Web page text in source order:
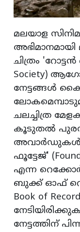
മലയാള
ചിത്രം
Society)
നേട്ടങ്ങള്‍
ചലച്ചിത്ര
കൂടുതല്‍
അവാര്‍ഡുകള്‍
ഫൂട്ടേജ്'
എന്ന
ബുക്ക് ഓഫ്
Book of
നേട്ടത്തിന്